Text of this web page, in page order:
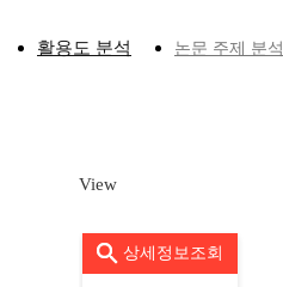
활용도 분석 논문 주제 분석
View
상세정보조회